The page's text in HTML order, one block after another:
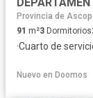
Provincia de
91 m²3 Dormitorios
·Cuarto de
Nuevo en Doomos